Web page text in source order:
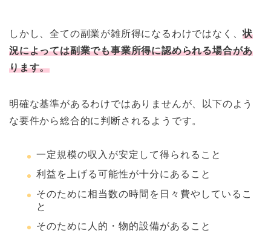
しかし、全ての副業が雑所得になるわけではなく、状
況によっては副業でも事業所得に認められる場合があ
ります。
明確な基準があるわけではありませんが、以下のよう
な要件から総合的に判断されるようです。
一定規模の収入が安定して得られること
利益を上げる可能性が十分にあること
そのために相当数の時間を日々費やしているこ
と
そのために人的・物的設備があること